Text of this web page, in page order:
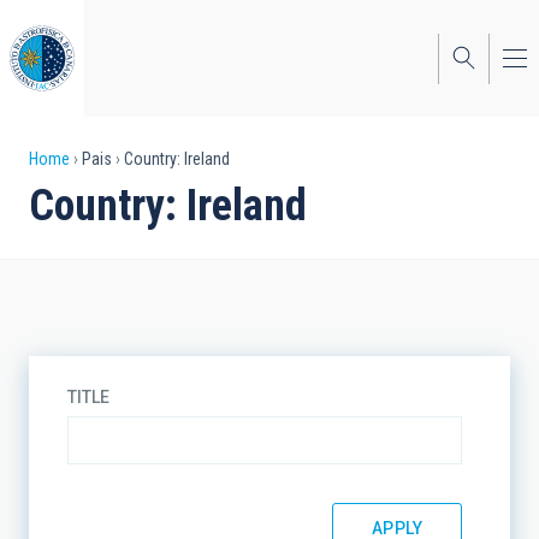
to
main
content
Breadcrumb
Home Pais Country: Ireland
Country: Ireland
TITLE